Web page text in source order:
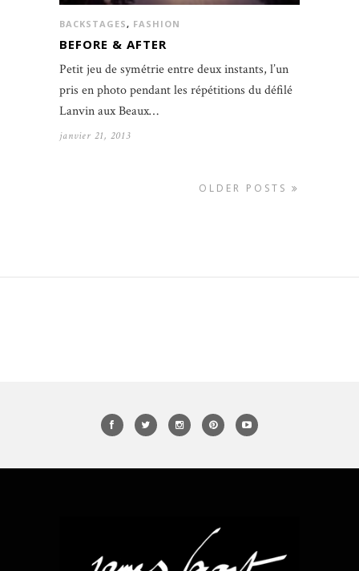
BACKSTAGES, FASHION
BEFORE & AFTER
Petit jeu de symétrie entre deux instants, l’un
pris en photo pendant les répétitions du défilé
Lanvin aux Beaux…
janvier 21, 2013
OLDER POSTS